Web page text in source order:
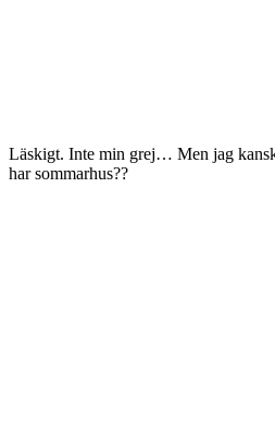
Läskigt. Inte min grej… Men jag
har sommarhus??